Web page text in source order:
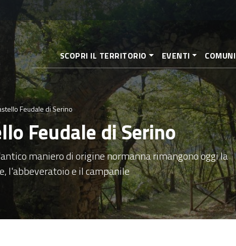
Salta
principale
SCOPRI IL TERRITORIO EVENTI COMUNI
Feudale di Serino
Feudale di Serino
maniero di origine normanna rimangono oggi la
l'abbeveratoio e il campanile